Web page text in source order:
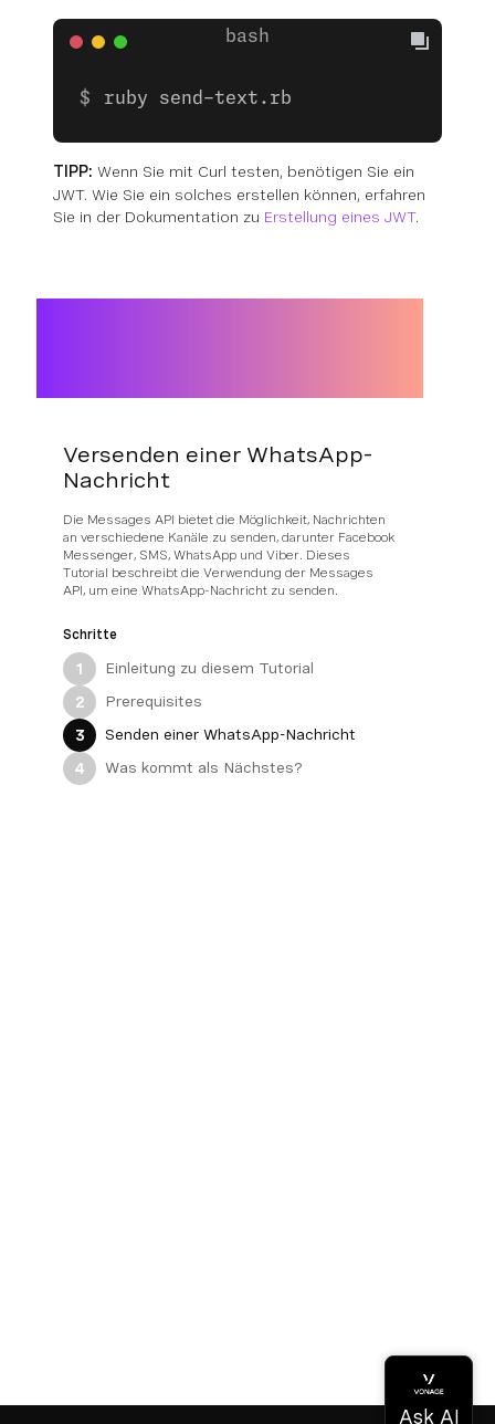
ruby send-text.rb
TIPP: Wenn Sie mit Curl testen, benötigen Sie ein
JWT. Wie Sie ein solches erstellen können, erfahren
Sie in der Dokumentation zu Erstellung eines JWT.
Versenden einer WhatsApp-
Nachricht
Die Messages API bietet die Möglichkeit, Nachrichten
an verschiedene Kanäle zu senden, darunter Facebook
Messenger, SMS, WhatsApp und Viber. Dieses
Tutorial beschreibt die Verwendung der Messages
API, um eine WhatsApp-Nachricht zu senden.
Schritte
1
Einleitung zu diesem Tutorial
2
Prerequisites
3
Senden einer WhatsApp-Nachricht
4
Was kommt als Nächstes?